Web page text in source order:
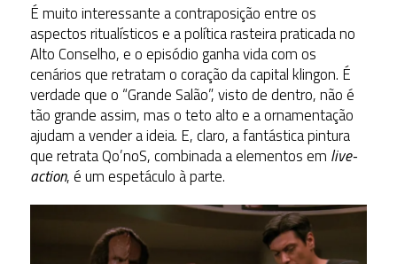
É muito interessante a contraposição entre os
aspectos ritualísticos e a política rasteira praticada no
Alto Conselho, e o episódio ganha vida com os
cenários que retratam o coração da capital klingon. É
verdade que o “Grande Salão”, visto de dentro, não é
tão grande assim, mas o teto alto e a ornamentação
ajudam a vender a ideia. E, claro, a fantástica pintura
que retrata Qo’noS, combinada a elementos em live-
action, é um espetáculo à parte.